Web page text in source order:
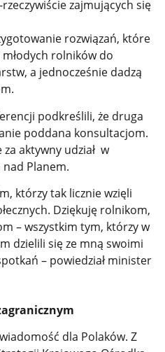
zajmujących się
rozwiązań, które
rolników do
a jednocześnie dadzą
podkreślili, że druga
poddana konsultacjom.
aktywny udział w
Planem.
którzy tak licznie wzięli
Dziękuję rolnikom,
– wszystkim tym, którzy w
dzielili się ze mną swoimi
– powiedział minister
dla Polaków. Z